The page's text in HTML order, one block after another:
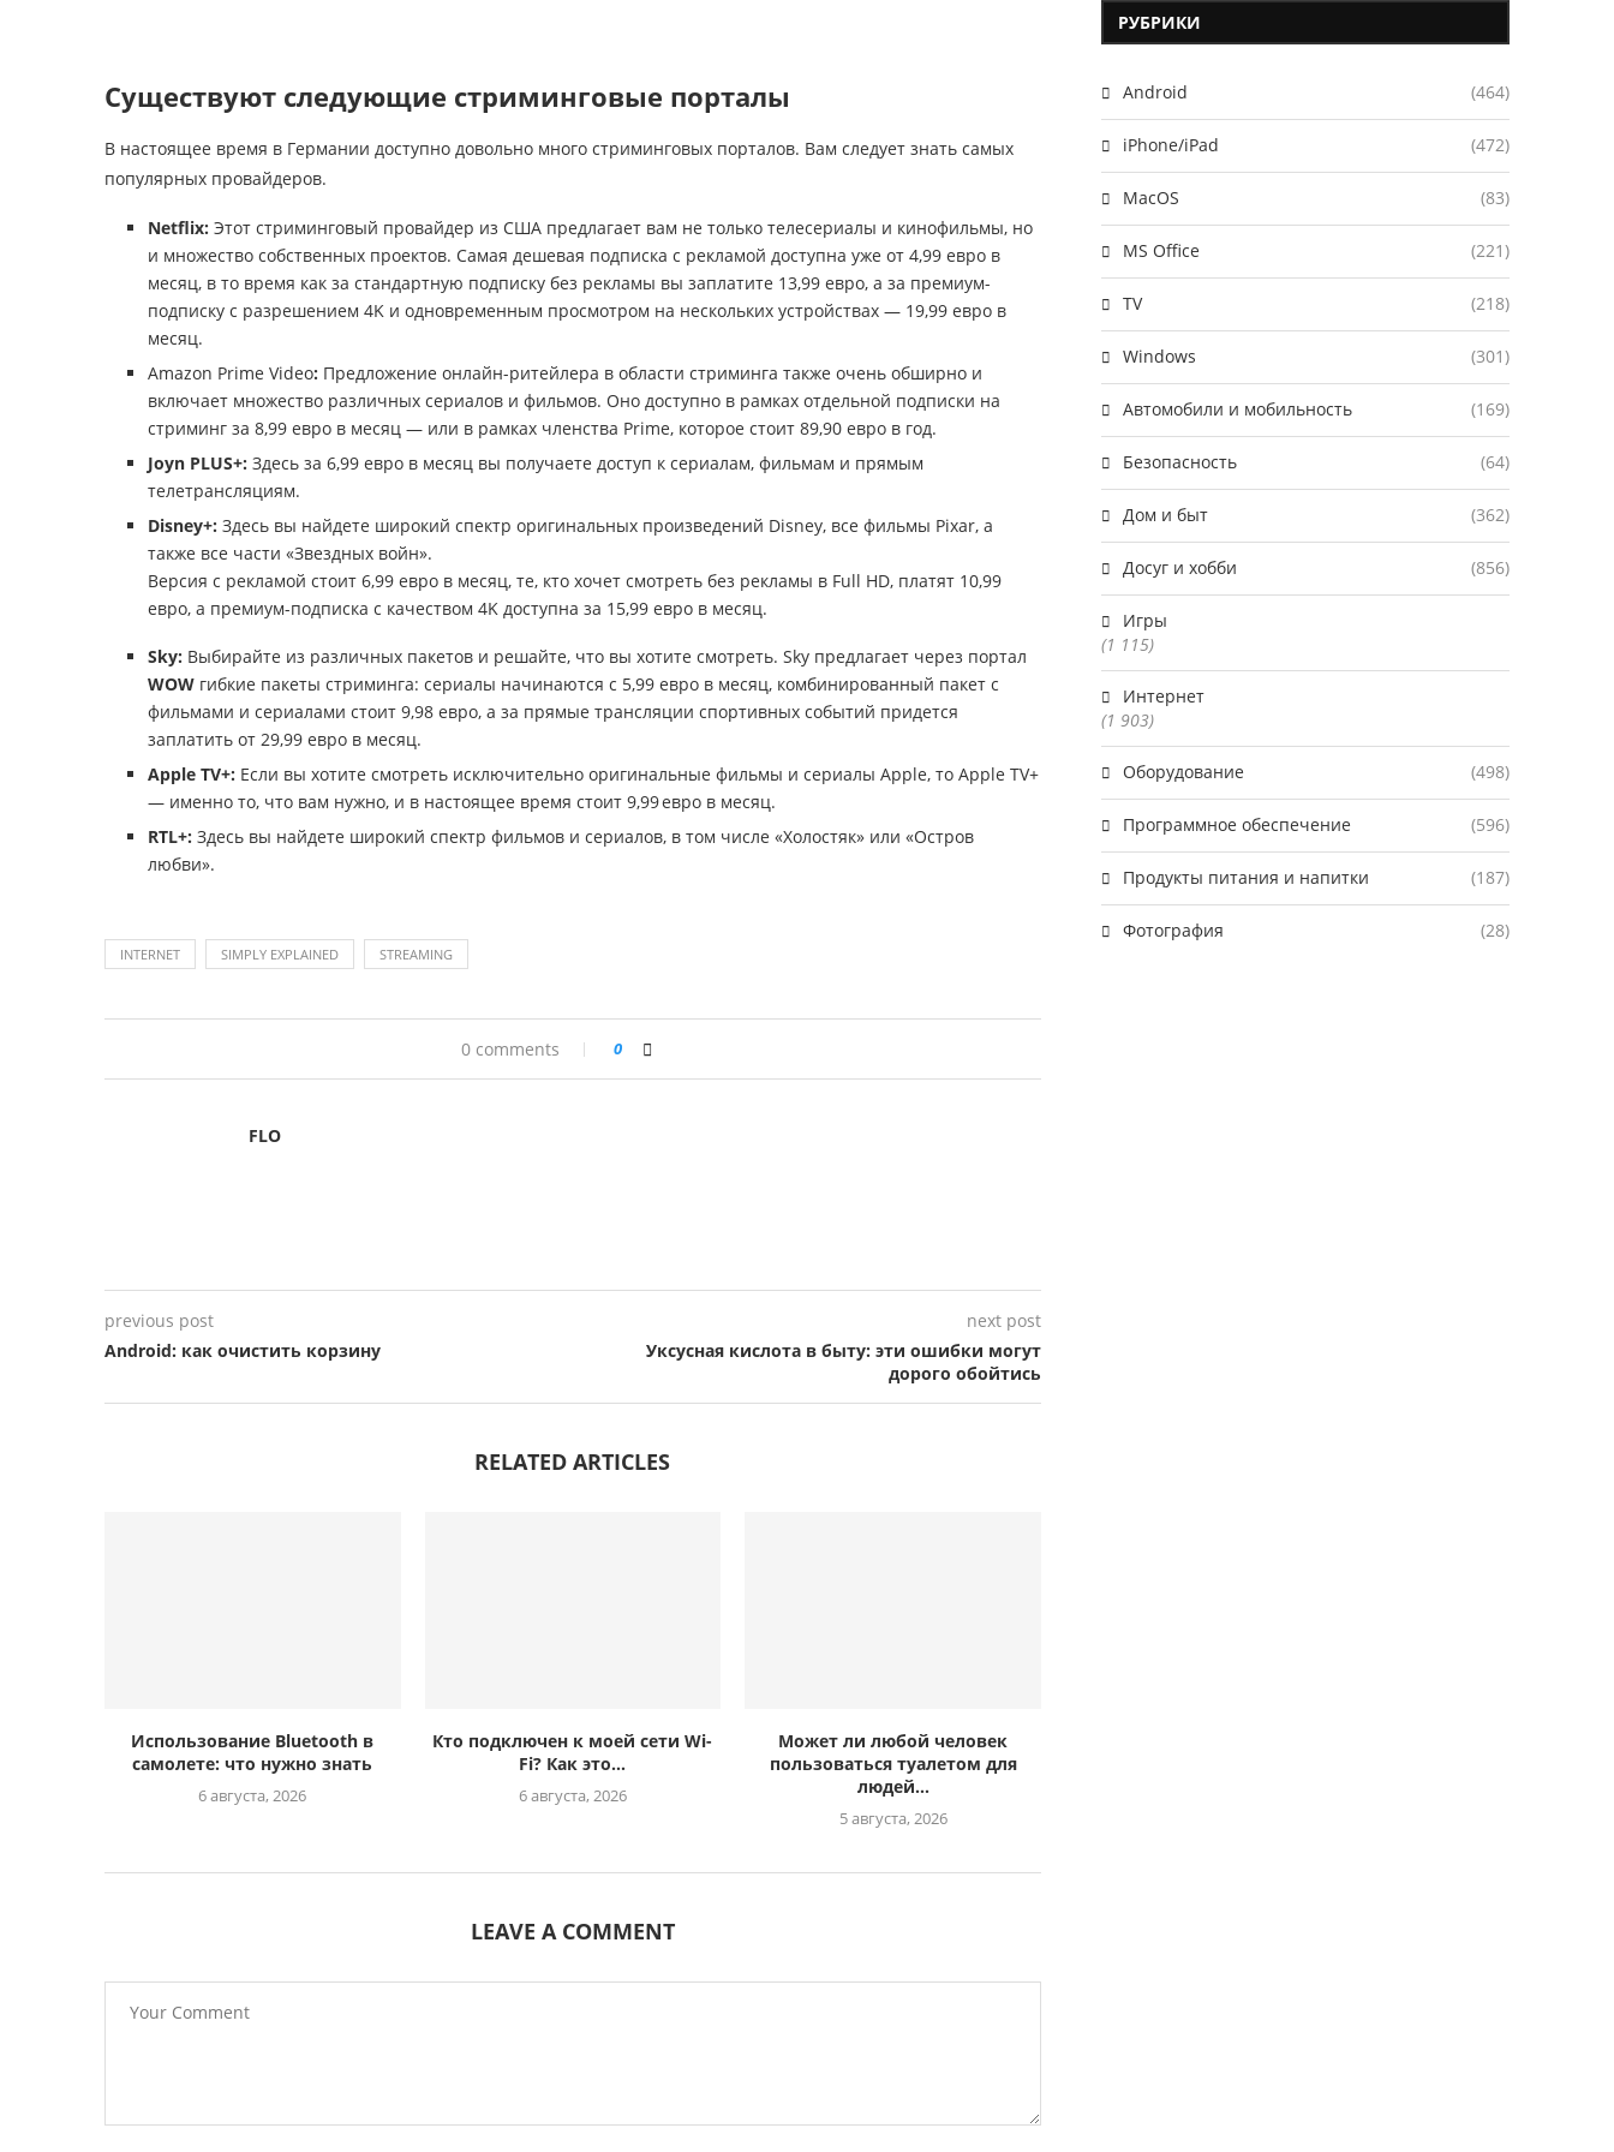
Существуют следующие стриминговые порталы
В настоящее время в Германии доступно довольно много стриминговых порталов. Вам следует знать самых
популярных провайдеров.
Netflix: Этот стриминговый провайдер из США предлагает вам не только телесериалы и кинофильмы, но
и множество собственных проектов. Самая дешевая подписка с рекламой доступна уже от 4,99 евро в
месяц, в то время как за стандартную подписку без рекламы вы заплатите 13,99 евро, а за премиум-
подписку с разрешением 4K и одновременным просмотром на нескольких устройствах — 19,99 евро в
месяц.
Amazon Prime Video: Предложение онлайн-ритейлера в области стриминга также очень обширно и
включает множество различных сериалов и фильмов. Оно доступно в рамках отдельной подписки на
стриминг за 8,99 евро в месяц — или в рамках членства Prime, которое стоит 89,90 евро в год.
Joyn PLUS+: Здесь за 6,99 евро в месяц вы получаете доступ к сериалам, фильмам и прямым
телетрансляциям.
Disney+: Здесь вы найдете широкий спектр оригинальных произведений Disney, все фильмы Pixar, а
также все части «Звездных войн».
Версия с рекламой стоит 6,99 евро в месяц, те, кто хочет смотреть без рекламы в Full HD, платят 10,99
евро, а премиум-подписка с качеством 4K доступна за 15,99 евро в месяц.
Sky: Выбирайте из различных пакетов и решайте, что вы хотите смотреть. Sky предлагает через портал
WOW гибкие пакеты стриминга: сериалы начинаются с 5,99 евро в месяц, комбинированный пакет с
фильмами и сериалами стоит 9,98 евро, а за прямые трансляции спортивных событий придется
заплатить от 29,99 евро в месяц.
Apple TV+: Если вы хотите смотреть исключительно оригинальные фильмы и сериалы Apple, то Apple TV+
— именно то, что вам нужно, и в настоящее время стоит 9,99 евро в месяц.
RTL+: Здесь вы найдете широкий спектр фильмов и сериалов, в том числе «Холостяк» или «Остров
любви».
INTERNET SIMPLY EXPLAINED STREAMING
0 comments 0
FLO
previous post
Android: как очистить корзину
next post
Уксусная кислота в быту: эти ошибки могут
дорого обойтись
RELATED ARTICLES
Использование Bluetooth в
самолете: что нужно знать
6 августа, 2026
Кто подключен к моей сети Wi-
Fi? Как это...
6 августа, 2026
Может ли любой человек
пользоваться туалетом для
людей...
5 августа, 2026
LEAVE A COMMENT
РУБРИКИ
Android (464)
iPhone/iPad (472)
MacOS (83)
MS Office (221)
TV (218)
Windows (301)
Автомобили и мобильность (169)
Безопасность (64)
Дом и быт (362)
Досуг и хобби (856)
Игры
(1 115)
Интернет
(1 903)
Оборудование (498)
Программное обеспечение (596)
Продукты питания и напитки (187)
Фотография (28)